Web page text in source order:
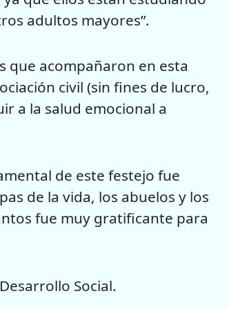
adultos mayores”.
que acompañaron en esta
civil (sin fines de lucro,
a la salud emocional a
de este festejo fue
de la vida, los abuelos y los
fue muy gratificante para
Social.